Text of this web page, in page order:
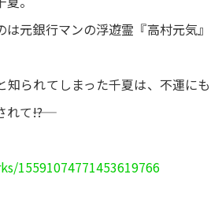
元銀行マンの浮遊霊『高村元気』
知られてしまった千夏は、不運にも
て――!?
15591074771453619766